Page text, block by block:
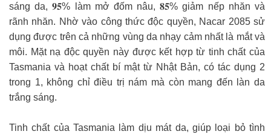
sáng da, 𝟗𝟓% làm mở đốm nâu, 𝟖𝟓% giảm nếp nhăn và
rãnh nhăn. Nhờ vào công thức độc quyền, Nacar 2085 sử
dụng được trên cả những vùng da nhạy cảm nhất là mắt và
môi. Mặt nạ độc quyền này được kết hợp từ tinh chất của
Tasmania và hoạt chất bí mật từ Nhật Bản, có tác dụng 2
trong 1, không chỉ điều trị nám mà còn mang đến làn da
trắng sáng.
Tinh chất của Tasmania làm dịu mát da, giúp loại bỏ tình